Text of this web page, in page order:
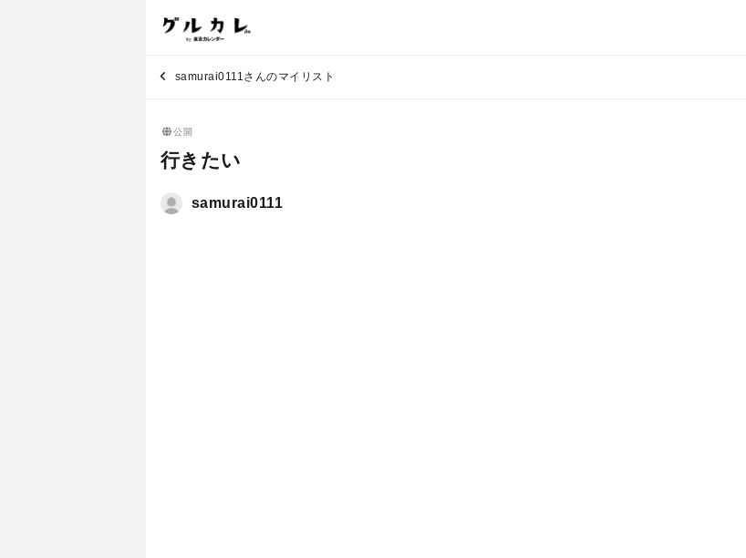
samurai0111さんのマイリスト
公開
行きたい
samurai0111